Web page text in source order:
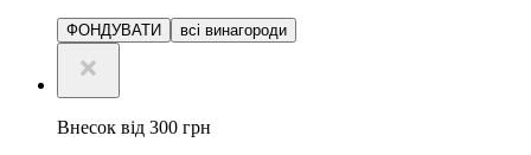
ФОНДУВАТИ всі винагороди
Внесок від 300 грн